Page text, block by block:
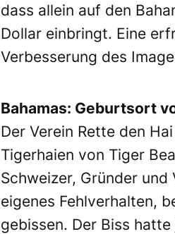
dass allein auf den
Dollar einbringt. Eine
Verbesserung des
Bahamas: Geburtsort
Der Verein Rette den
Tigerhaien von Tiger
Schweizer, Gründer
eigenes Fehlverhalten,
gebissen. Der Biss